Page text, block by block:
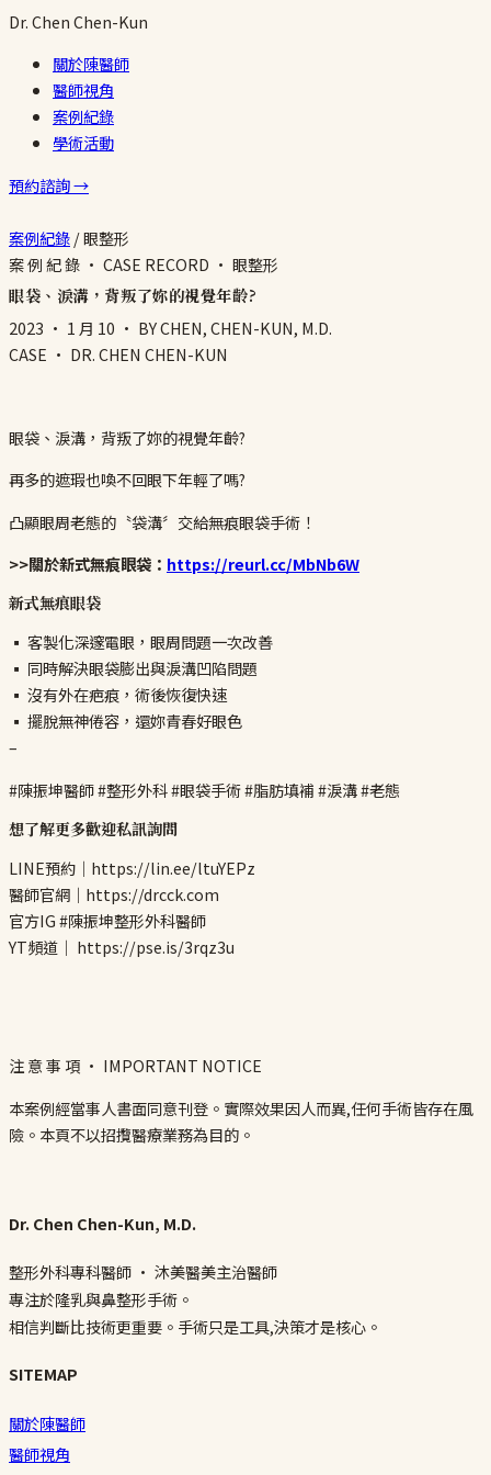
Dr.ChenChen-Kun
關於陳醫師
醫師視角
案例紀錄
學術活動
預約諮詢 →
案例紀錄/眼整形
案 例 紀 錄 · CASE RECORD · 眼整形
眼袋、淚溝，背叛了妳的視覺年齡?
2023 · 1 月 10 · BY CHEN, CHEN-KUN, M.D.
CASE · DR. CHEN CHEN-KUN
眼袋、淚溝，背叛了妳的視覺年齡?
再多的遮瑕也喚不回眼下年輕了嗎?
凸顯眼周老態的〝袋溝〞交給無痕眼袋手術！
>>關於新式無痕眼袋： https://reurl.cc/MbNb6W
新式無痕眼袋
▪ 客製化深邃電眼，眼周問題一次改善
▪ 同時解決眼袋膨出與淚溝凹陷問題
▪ 沒有外在疤痕，術後恢復快速
▪ 擺脫無神倦容，還妳青春好眼色
–
#陳振坤醫師 #整形外科 #眼袋手術 #脂肪填補 #淚溝 #老態
想了解更多歡迎私訊詢問
LINE預約｜https://lin.ee/ltuYEPz
醫師官網｜https://drcck.com
官方IG #陳振坤整形外科醫師
YT頻道｜ https://pse.is/3rqz3u
注 意 事 項 · IMPORTANT NOTICE
本案例經當事人書面同意刊登。實際效果因人而異,任何手術皆存在風
險。本頁不以招攬醫療業務為目的。
Dr. Chen Chen-Kun, M.D.
整形外科專科醫師 · 沐美醫美主治醫師
專注於隆乳與鼻整形手術。
相信判斷比技術更重要。手術只是工具,決策才是核心。
SITEMAP
關於陳醫師
醫師視角